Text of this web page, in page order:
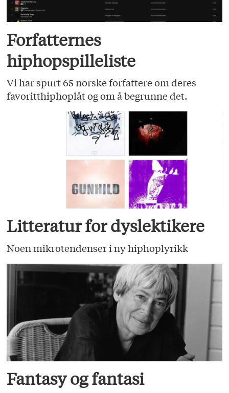
Forfatternes
hiphopspilleliste
Vi har spurt 65 norske forfattere om deres
favoritthiphoplåt og om å begrunne det.
Litteratur for dyslektikere
Noen mikrotendenser i ny hiphoplyrikk
Fantasy og fantasi